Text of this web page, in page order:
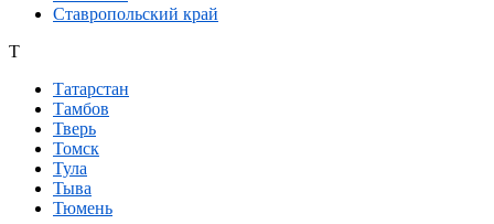
Ставропольский край
Т
Татарстан
Тамбов
Тверь
Томск
Тула
Тыва
Тюмень